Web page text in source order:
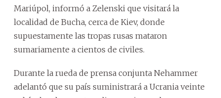
Mariúpol, informó a Zelenski que visitará la
localidad de Bucha, cerca de Kiev, donde
supuestamente las tropas rusas mataron
sumariamente a cientos de civiles.
Durante la rueda de prensa conjunta Nehammer
adelantó que su país suministrará a Ucrania veinte